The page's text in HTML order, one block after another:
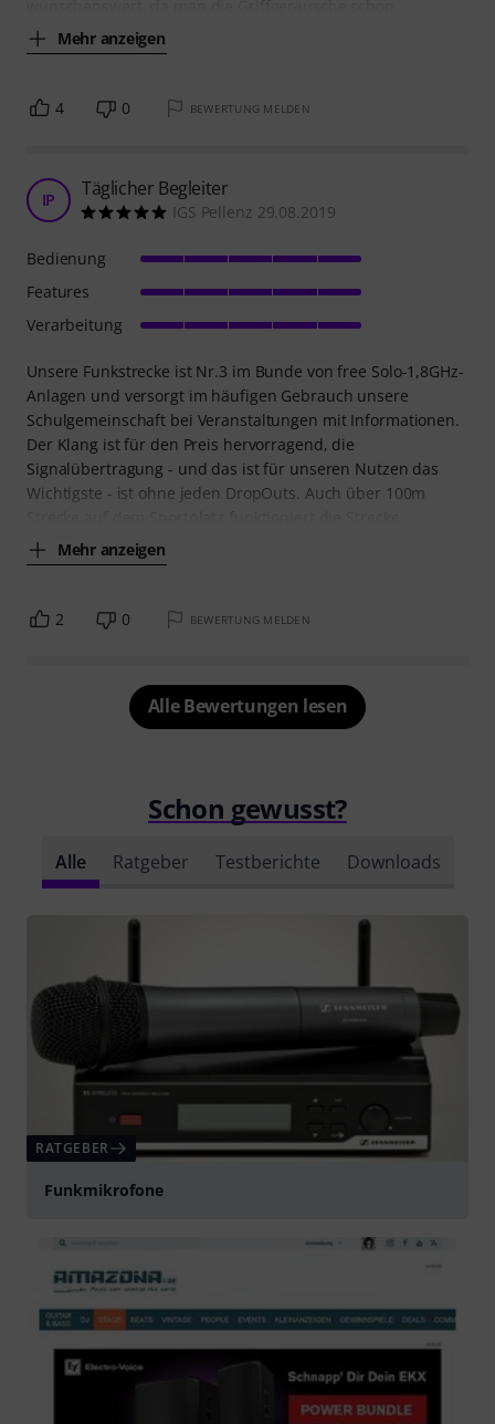
Mehr anzeigen
4 0 BEWERTUNG MELDEN
IP Täglicher Begleiter
IGS Pellenz 29.08.2019
Unsere Funkstrecke ist Nr.3 im Bunde von free Solo-1,8GHz-
Anlagen und versorgt im häufigen Gebrauch unsere
Schulgemeinschaft bei Veranstaltungen mit Informationen.
Der Klang ist für den Preis hervorragend, die
Signalübertragung - und das ist für unseren Nutzen das
Wichtigste - ist ohne jeden DropOuts. Auch über 100m
Mehr anzeigen
Bedienung
Features
Verarbeitung
2 0 BEWERTUNG MELDEN
Alle Bewertungen lesen
Schon gewusst?
Alle Ratgeber Testberichte Downloads
RATGEBER
Funkmikrofone